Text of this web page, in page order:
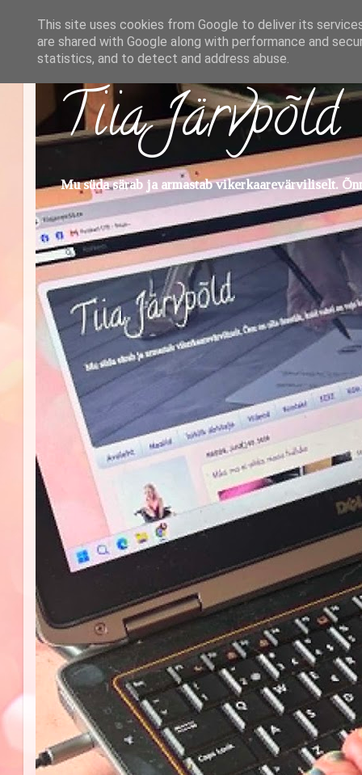
Tiia Järvpõld
Mu süda särab ja armastab vikerkaarevärviliselt.
This site uses cookies from Google to deliver its
are shared with Google along with performance and
statistics, and to detect and address abuse.